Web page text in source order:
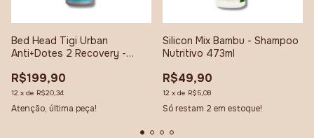
Bed Head Tigi Urban
Anti+Dotes 2 Recovery -
R$199,90
12 x de R$20,34
Atenção, última peça!
Silicon Mix Bambu - Shampoo
Nutritivo 473ml
R$49,90
12 x de R$5,08
Só restam 2 em estoque!